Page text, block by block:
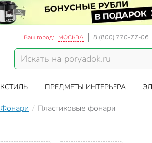
Ваш город: МОСКВА 8 (800) 770-77-06
ПРЕДМЕТЫ ИНТЕРЬЕРА
Фонари Пластиковые фонари